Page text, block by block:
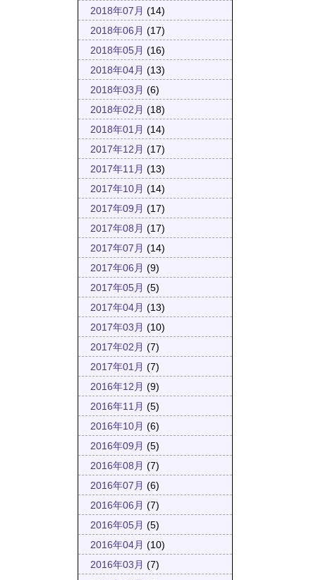
2018年07月 (14)
2018年06月 (17)
2018年05月 (16)
2018年04月 (13)
2018年03月 (6)
2018年02月 (18)
2018年01月 (14)
2017年12月 (17)
2017年11月 (13)
2017年10月 (14)
2017年09月 (17)
2017年08月 (17)
2017年07月 (14)
2017年06月 (9)
2017年05月 (5)
2017年04月 (13)
2017年03月 (10)
2017年02月 (7)
2017年01月 (7)
2016年12月 (9)
2016年11月 (5)
2016年10月 (6)
2016年09月 (5)
2016年08月 (7)
2016年07月 (6)
2016年06月 (7)
2016年05月 (5)
2016年04月 (10)
2016年03月 (7)